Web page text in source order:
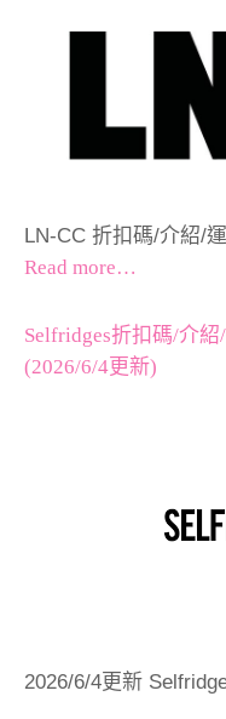
LN-CC 折扣碼/介紹/
Read more…
Selfridges折扣碼/介
(2026/6/4更新)
2026/6/4更新